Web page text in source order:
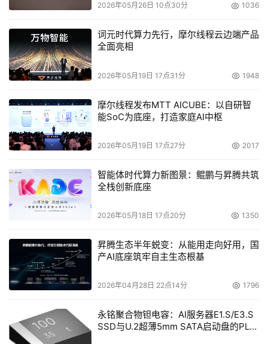
2026年05月26日 10点30分 1036
词元时代算力先行，摩尔线程云边端产品
全面亮相
2026年05月19日 17点31分 1948
摩尔线程发布MTT AICUBE：以自研智
能SoC为底座，打造家庭AI中枢
2026年05月19日 17点27分 2017
智能体时代算力新图景：鲲鹏与昇腾共筑
全栈创新底座
2026年05月18日 17点20分 1350
昇腾生态半年蜕变：从能用走向好用，国
产AI底座筑牢自主生态根基
2026年04月28日 22点14分 1796
永铭聚合物钽电容：AI服务器E1.S/E3.S
SSD与U.2超薄5mm SATA启动盘的PLP